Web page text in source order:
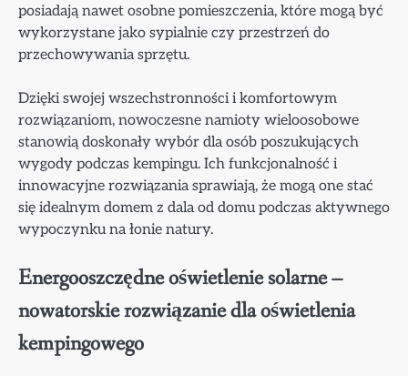
posiadają nawet osobne pomieszczenia, które mogą być
wykorzystane jako sypialnie czy przestrzeń do
przechowywania sprzętu.
Dzięki swojej wszechstronności i komfortowym
rozwiązaniom, nowoczesne namioty wieloosobowe
stanowią doskonały wybór dla osób poszukujących
wygody podczas kempingu. Ich funkcjonalność i
innowacyjne rozwiązania sprawiają, że mogą one stać
się idealnym domem z dala od domu podczas aktywnego
wypoczynku na łonie natury.
Energooszczędne oświetlenie solarne –
nowatorskie rozwiązanie dla oświetlenia
kempingowego